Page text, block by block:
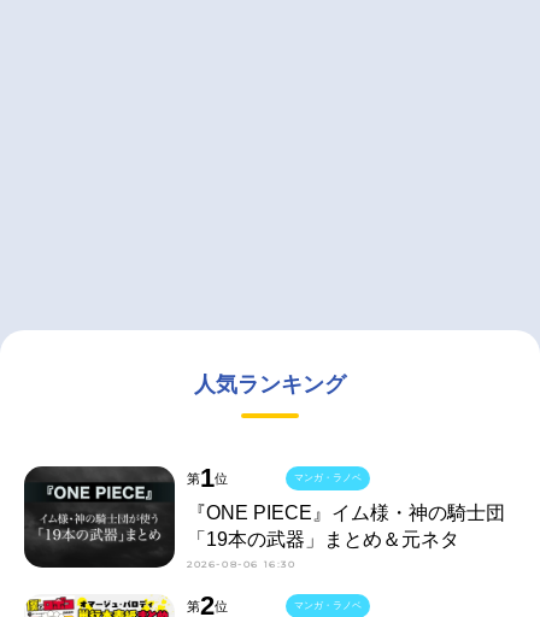
人気ランキング
第1位
『ONE PIECE』イム様・神の騎士団
「19本の武器」まとめ＆元ネタ
2026-08-06 16:30
マンガ・ラノベ
第2位 マンガ・ラノベ